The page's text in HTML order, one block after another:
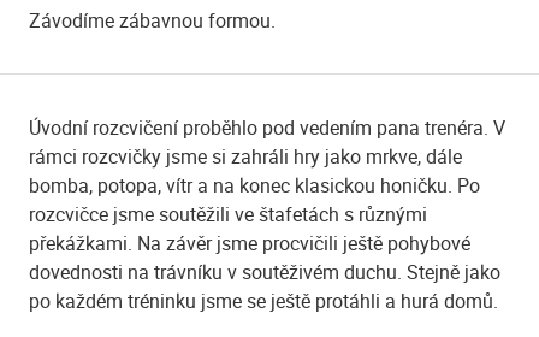
Závodíme zábavnou formou.
Úvodní rozcvičení proběhlo pod vedením pana trenéra. V
rámci rozcvičky jsme si zahráli hry jako mrkve, dále
bomba, potopa, vítr a na konec klasickou honičku. Po
rozcvičce jsme soutěžili ve štafetách s různými
překážkami. Na závěr jsme procvičili ještě pohybové
dovednosti na trávníku v soutěživém duchu. Stejně jako
po každém tréninku jsme se ještě protáhli a hurá domů.